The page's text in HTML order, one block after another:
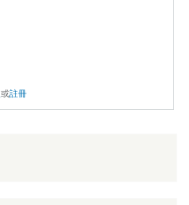
或註冊